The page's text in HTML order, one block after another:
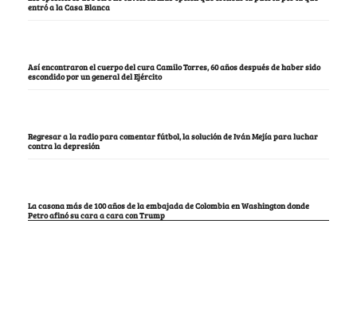
entró a la Casa Blanca
Así encontraron el cuerpo del cura Camilo Torres, 60 años después de haber sido
escondido por un general del Ejército
Regresar a la radio para comentar fútbol, la solución de Iván Mejía para luchar
contra la depresión
La casona más de 100 años de la embajada de Colombia en Washington donde
Petro afinó su cara a cara con Trump